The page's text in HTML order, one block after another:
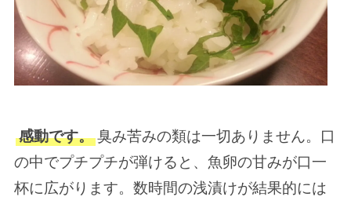
感動です。 臭み苦みの類は一切ありません。口
の中でプチプチが弾けると、魚卵の甘みが口一
杯に広がります。数時間の浅漬けが結果的には